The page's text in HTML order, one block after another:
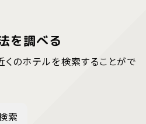
を調べる
のホテルを検索することがで
索